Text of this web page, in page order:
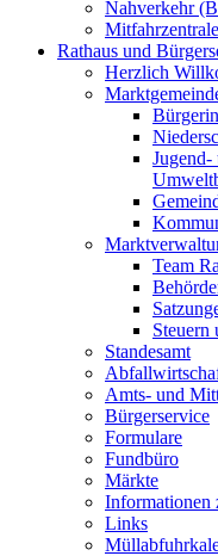
Nahverkehr
Mitfahrzentrale
Rathaus und
Herzlich
Jugend-
Team
Steuern
Standesamt
Amts- und
Bürgerservice
Formulare
Fundbüro
Märkte
Informationen
Links